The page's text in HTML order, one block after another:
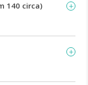
140 circa)